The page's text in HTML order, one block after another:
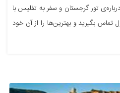
تور گرجستان و سفر به تفلیس با
تماس بگیرید و بهترین‌ها را از آن خود